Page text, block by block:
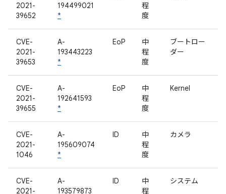
2021-
39652
194499021
*
程
度
CVE-
2021-
39653
A-
193443223
*
EoP
中
程
度
ブートロー
ダー
CVE-
2021-
39655
A-
192641593
*
EoP
中
程
度
Kernel
CVE-
2021-
1046
A-
195609074
*
ID
中
程
度
カメラ
CVE-
2021-
A-
193579873
ID
中
程
システム